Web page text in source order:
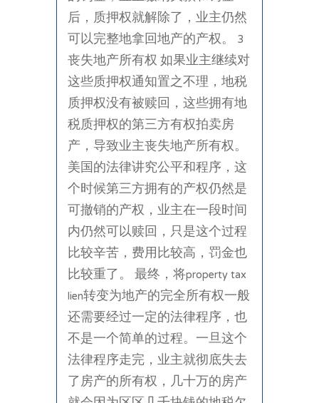
后，质押权就解除了，业主仍然
可以完整地拿回地产的产权。 3
丧失地产所有权 如果业主继续对
这些质押权通知置之不理，地税
质押权没有被赎回，这些拥有地
税质押权的第三方有权拍卖房
产，导致业主丧失地产所有权。
美国的法律讲究公平和程序，这
个时候第三方拥有的产权仍然是
可撤销的产权，业主在一段时间
内仍然可以赎回，只是这个过程
比较辛苦，费用比较高，罚金也
比较重了。 最终，将property tax
lien转变为地产的完全所有权一般
还需要经过一定的法律程序，也
不是一个简单的过程。一旦这个
法律程序走完，业主就彻底失去
了房产的所有权，几十万的房产